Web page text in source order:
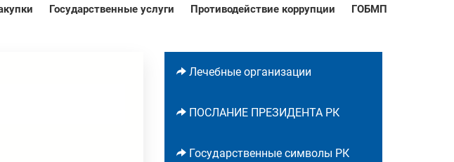
Государственные услуги Противодействие коррупции ГОБМП
Лечебные организации
ПОСЛАНИЕ ПРЕЗИДЕНТА РК
Государственные символы РК